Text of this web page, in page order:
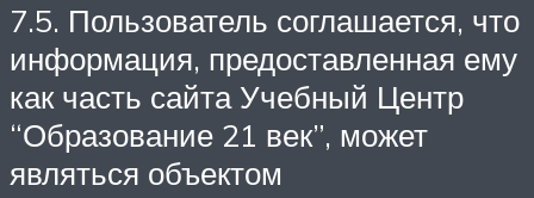
7.5. Пользователь соглашается, что
информация, предоставленная ему
как часть сайта Учебный Центр
“Образование 21 век”, может
являться объектом